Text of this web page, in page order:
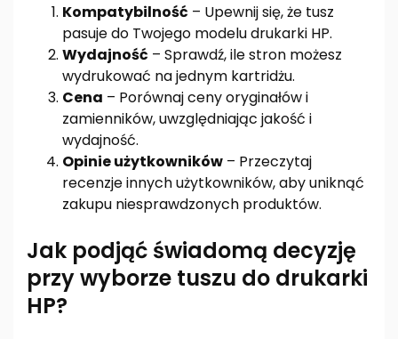
Kompatybilność – Upewnij się, że tusz
pasuje do Twojego modelu drukarki HP.
Wydajność – Sprawdź, ile stron możesz
wydrukować na jednym kartridżu.
Cena – Porównaj ceny oryginałów i
zamienników, uwzględniając jakość i
wydajność.
Opinie użytkowników – Przeczytaj
recenzje innych użytkowników, aby uniknąć
zakupu niesprawdzonych produktów.
Jak podjąć świadomą decyzję
przy wyborze tuszu do drukarki
HP?